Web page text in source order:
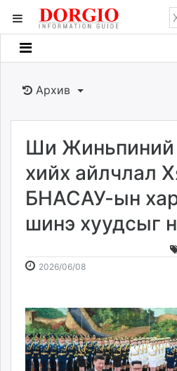
Мэдээллийн
Банк санхүү
Бизнес ААН
Төрийн
dorgio.mn
Gogo.mn
news.mn
zindaa.mn
tovch.mn
ikon.mn
mnb.mn
Livetv.mn
Архив
Ши
хийх айлчлал
БНАСАУ-ын
шинэ хуудсыг
2026/06/082026-
10:59:53
2026-
23:52:24